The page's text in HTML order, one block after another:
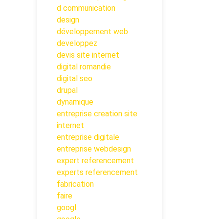
d communication
design
développement web
developpez
devis site internet
digital romandie
digital seo
drupal
dynamique
entreprise creation site
internet
entreprise digitale
entreprise webdesign
expert referencement
experts referencement
fabrication
faire
googl